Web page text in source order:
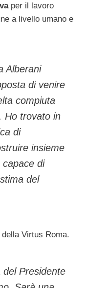
per il lavoro
a livello umano e
Alberani
di venire
compiuta
Ho trovato in
di
insieme
capace di
del
Virtus Roma.
del Presidente